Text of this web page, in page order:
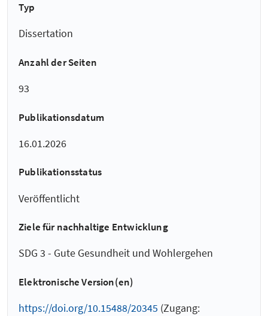
Typ
Dissertation
Anzahl der Seiten
93
Publikationsdatum
16.01.2026
Publikationsstatus
Veröffentlicht
Ziele für nachhaltige Entwicklung
SDG 3 - Gute Gesundheit und Wohlergehen
Elektronische Version(en)
https://doi.org/10.15488/20345 (Zugang: